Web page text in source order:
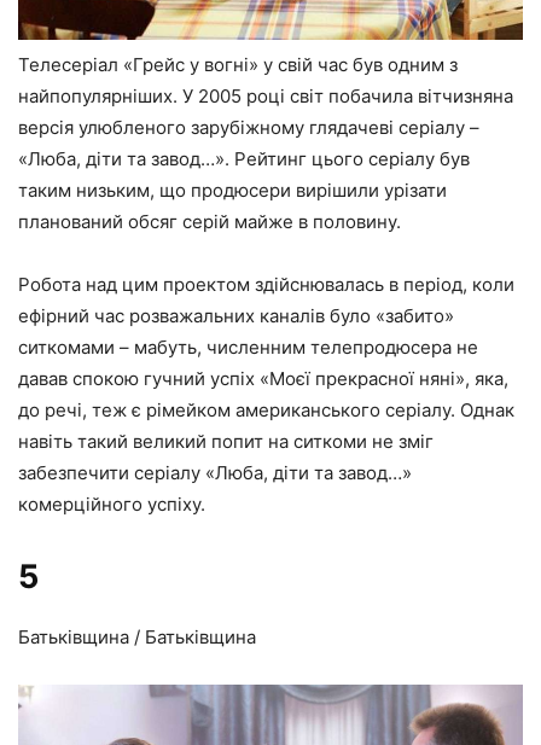
Телесеріал «Грейс у вогні» у свій час був одним з
найпопулярніших. У 2005 році світ побачила вітчизняна
версія улюбленого зарубіжному глядачеві серіалу –
«Люба, діти та завод…». Рейтинг цього серіалу був
таким низьким, що продюсери вирішили урізати
планований обсяг серій майже в половину.
Робота над цим проектом здійснювалась в період, коли
ефірний час розважальних каналів було «забито»
ситкомами – мабуть, численним телепродюсера не
давав спокою гучний успіх «Моєї прекрасної няні», яка,
до речі, теж є рімейком американського серіалу. Однак
навіть такий великий попит на ситкоми не зміг
забезпечити серіалу «Люба, діти та завод…»
комерційного успіху.
5
Батьківщина / Батьківщина